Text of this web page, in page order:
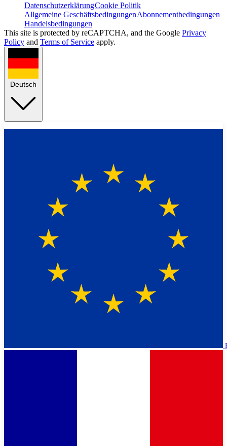
DatenschutzerklärungCookie Politik
Allgemeine GeschäftsbedingungenAbonnementbedingungen
Handelsbedingungen
This site is protected by reCAPTCHA, and the Google Privacy
Policy and Terms of Service apply.
Deutsch